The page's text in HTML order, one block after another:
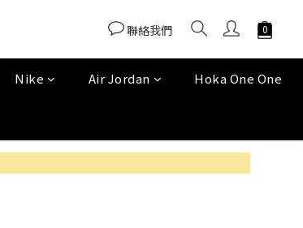
聯絡我們
Nike Air Jordan Hoka One One